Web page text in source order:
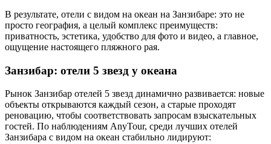
В результате, отели с видом на океан на Занзибаре: это не
просто география, а целый комплекс преимуществ:
приватность, эстетика, удобство для фото и видео, а главное,
ощущение настоящего пляжного рая.
Занзибар: отели 5 звезд у океана
Рынок Занзибар отелей 5 звезд динамично развивается: новые
объекты открываются каждый сезон, а старые проходят
реновацию, чтобы соответствовать запросам взыскательных
гостей. По наблюдениям AnyTour, среди лучших отелей
Занзибара с видом на океан стабильно лидируют: